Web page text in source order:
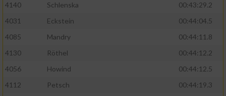
4140
Schlenska
00:43:29.2
4031
Eckstein
00:44:04.5
4085
Mandry
00:44:11.8
4130
Röthel
00:44:12.2
4056
Howind
00:44:12.5
4112
Petsch
00:44:19.3